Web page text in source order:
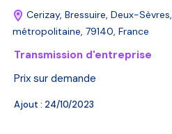
Cerizay, Bressuire, Deux-
métropolitaine, 79140, France
Transmission d'entreprise
Prix sur demande
Ajout : 24/10/2023